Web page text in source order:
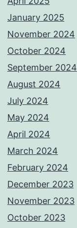
January 2025
November 2024
October 2024
September 2024
August 2024
July 2024
May 2024
April 2024
March 2024
February 2024
December 2023
November 2023
October 2023